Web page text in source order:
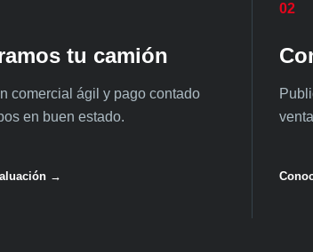
tu camión
comercial ágil y pago contado
en buen estado.
→
02